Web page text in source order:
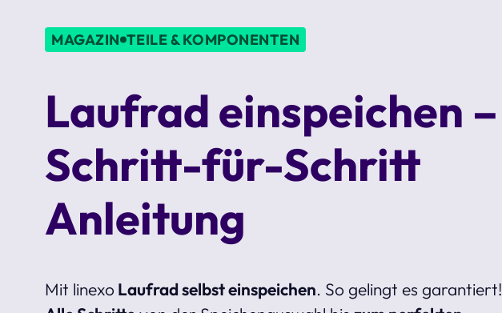
MAGAZIN TEILE & KOMPONENTEN
Laufrad einspeichen –
Schritt-für-Schritt
Anleitung
Mit linexo Laufrad selbst einspeichen. So gelingt es garantiert!